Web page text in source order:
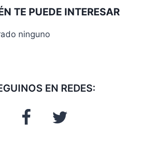
TE PUEDE INTERESAR
ninguno
EN REDES: